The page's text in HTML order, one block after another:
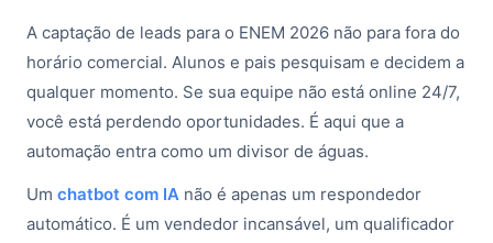
A captação de leads para o ENEM 2026 não para fora do
horário comercial. Alunos e pais pesquisam e decidem a
qualquer momento. Se sua equipe não está online 24/7,
você está perdendo oportunidades. É aqui que a
automação entra como um divisor de águas.
Um chatbot com IA não é apenas um respondedor
automático. É um vendedor incansável, um qualificador